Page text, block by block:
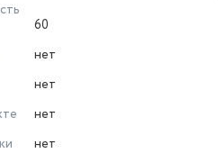
60
нет
нет
нет
нет